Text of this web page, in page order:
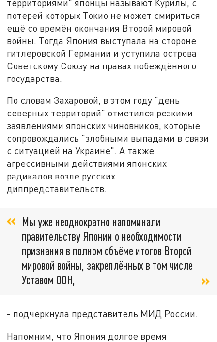
территориями" японцы называют Курилы, с
потерей которых Токио не может смириться
ещё со времён окончания Второй мировой
войны. Тогда Япония выступала на стороне
гитлеровской Германии и уступила острова
Советскому Союзу на правах побеждённого
государства.
По словам Захаровой, в этом году "день
северных территорий" отметился резкими
заявлениями японских чиновников, которые
сопровождались "злобными выпадами в связи
с ситуацией на Украине". А также
агрессивными действиями японских
радикалов возле русских
диппредставительств.
Мы уже неоднократно напоминали
правительству Японии о необходимости
признания в полном объёме итогов Второй
мировой войны, закреплённых в том числе
Уставом ООН,
- подчеркнула представитель МИД России.
Напомним, что Япония долгое время